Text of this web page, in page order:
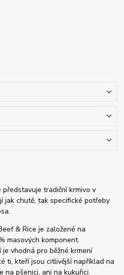
představuje tradiční krmivo v
jak chutě, tak specifické potřeby
& Rice je založené na
masových komponent.
vhodná pro běžné krmení
ti, kteří jsou citlivější například na
na pšenici, ani na kukuřici.